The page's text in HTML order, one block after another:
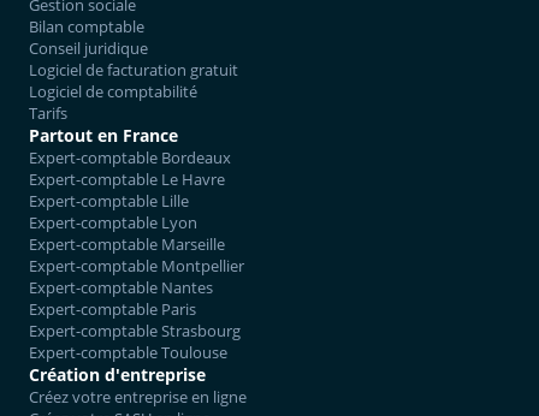
Gestion sociale
Bilan comptable
Conseil juridique
Logiciel de facturation gratuit
Logiciel de comptabilité
Tarifs
Partout en France
Expert-comptable Bordeaux
Expert-comptable Le Havre
Expert-comptable Lille
Expert-comptable Lyon
Expert-comptable Marseille
Expert-comptable Montpellier
Expert-comptable Nantes
Expert-comptable Paris
Expert-comptable Strasbourg
Expert-comptable Toulouse
Création d'entreprise
Créez votre entreprise en ligne